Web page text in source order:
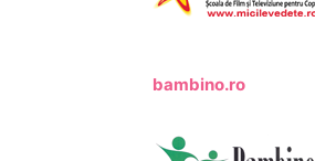
bambino.ro